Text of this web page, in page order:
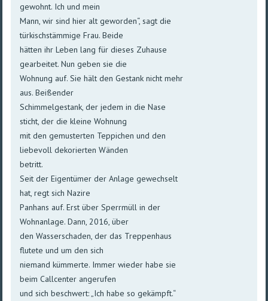
gewohnt. Ich und mein
Mann, wir sind hier alt geworden“, sagt die
türkischstämmige Frau. Beide
hätten ihr Leben lang für dieses Zuhause
gearbeitet. Nun geben sie die
Wohnung auf. Sie hält den Gestank nicht mehr
aus. Beißender
Schimmelgestank, der jedem in die Nase
sticht, der die kleine Wohnung
mit den gemusterten Teppichen und den
liebevoll dekorierten Wänden
betritt.
Seit der Eigentümer der Anlage gewechselt
hat, regt sich Nazire
Panhans auf. Erst über Sperrmüll in der
Wohnanlage. Dann, 2016, über
den Wasserschaden, der das Treppenhaus
flutete und um den sich
niemand kümmerte. Immer wieder habe sie
beim Callcenter angerufen
und sich beschwert: „Ich habe so gekämpft.“